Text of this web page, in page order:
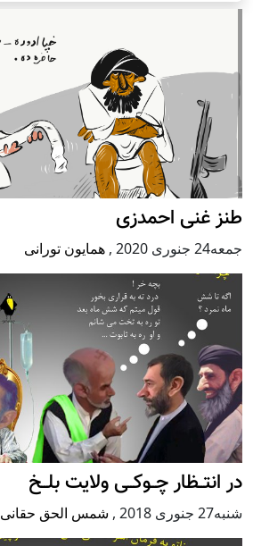
طنز غنی احمدزی
جمعه24 جنوری 2020 , همایون تورانی
در انتــظار چــوکــی ولایت بلــخ
شنبه27 جنوری 2018 , شمس الحق حقانی